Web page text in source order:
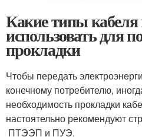
Какие типы
использовать для
прокладки
Чтобы передать
конечному потребителю,
необходимость прокладки
настоятельно рекомендуют
ПТЭЭП и ПУЭ.